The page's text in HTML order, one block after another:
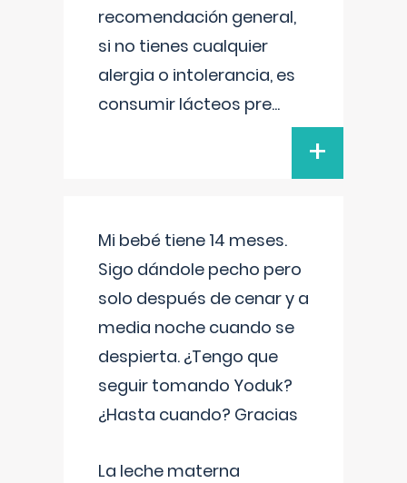
recomendación general,
si no tienes cualquier
alergia o intolerancia, es
consumir lácteos pre...
+
Mi bebé tiene 14 meses.
Sigo dándole pecho pero
solo después de cenar y a
media noche cuando se
despierta. ¿Tengo que
seguir tomando Yoduk?
¿Hasta cuando? Gracias
La leche materna